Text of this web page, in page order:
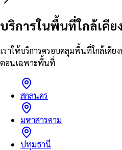
บริการในพื้นที่ใกล้เคียง
เราให้บริการครอบคลุมพื้นที่ใกล้เคี
ตอนเฉพาะพื้นที่
สกลนคร
มหาสารคาม
ปทุมธานี